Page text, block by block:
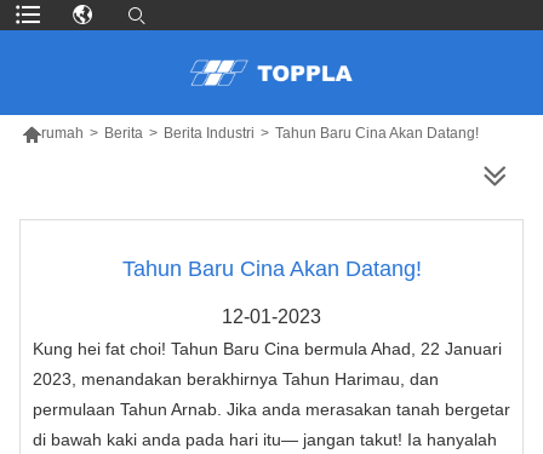
rumah > Berita > Berita Industri > Tahun Baru Cina Akan Datang!
Tahun Baru Cina Akan Datang!
12-01-2023
Kung hei fat choi! Tahun Baru Cina bermula Ahad, 22 Januari
2023, menandakan berakhirnya Tahun Harimau, dan
permulaan Tahun Arnab. Jika anda merasakan tanah bergetar
di bawah kaki anda pada hari itu— jangan takut! Ia hanyalah